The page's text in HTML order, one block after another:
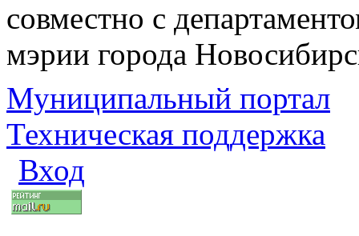
совместно с
мэрии города
Муниципальный портал
Техническая поддержка
Вход